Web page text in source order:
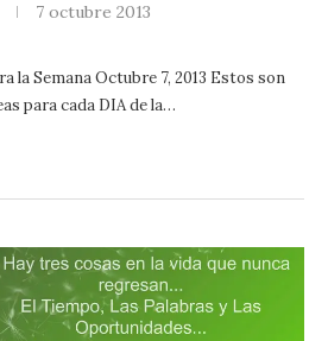
7 octubre 2013
la Semana Octubre 7, 2013 Estos son
para cada DIA de la…